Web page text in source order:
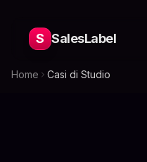
S SalesLabel
Home Casi di Studio